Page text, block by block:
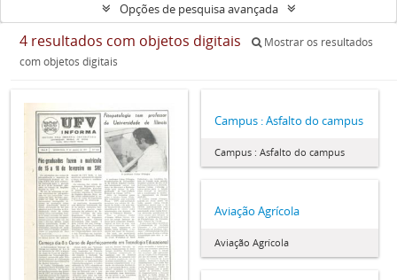
Opções de pesquisa avançada
4 resultados com objetos digitais
Mostrar os resultados
com objetos digitais
Campus : Asfalto do campus
Campus : Asfalto do campus
Aviação Agrícola
Aviação Agrícola